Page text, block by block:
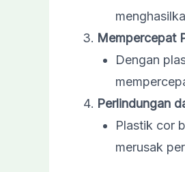
Mempercepat
Dengan
Perlindungan
Plastik cor
merusak